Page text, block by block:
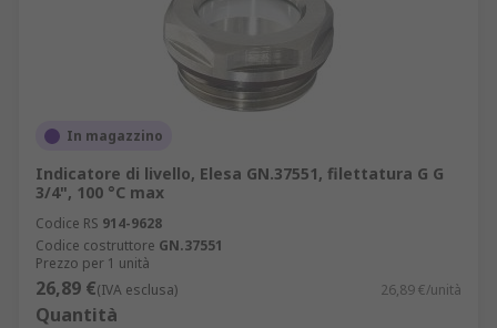
In magazzino
Indicatore di livello, Elesa GN.37551, filettatura G G
3/4", 100 °C max
Codice RS 914-9628
Codice costruttore GN.37551
Prezzo per 1 unità
26,89 €(IVA esclusa) 26,89 €/unità
Quantità